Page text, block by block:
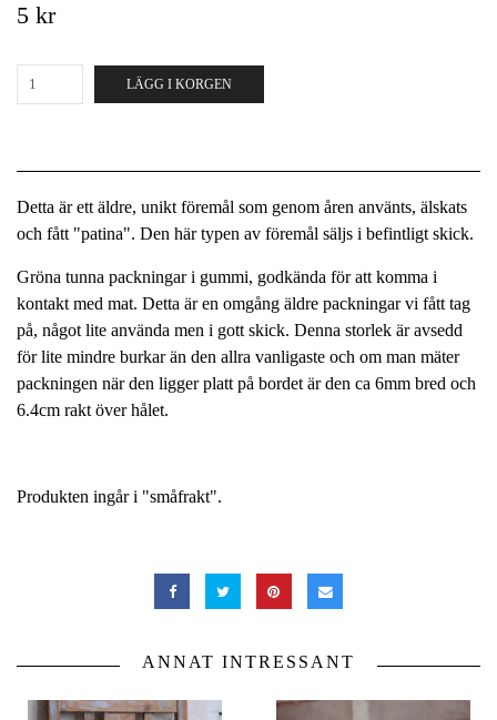
5 kr
LÄGG I KORGEN
Detta är ett äldre, unikt föremål som genom åren använts, älskats
och fått "patina". Den här typen av föremål säljs i befintligt skick.
Gröna tunna packningar i gummi, godkända för att komma i
kontakt med mat. Detta är en omgång äldre packningar vi fått tag
på, något lite använda men i gott skick. Denna storlek är avsedd
för lite mindre burkar än den allra vanligaste och om man mäter
packningen när den ligger platt på bordet är den ca 6mm bred och
6.4cm rakt över hålet.
Produkten ingår i "småfrakt".
ANNAT INTRESSANT